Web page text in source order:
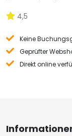
4,5
Keine
Geprüfter
Direkt online